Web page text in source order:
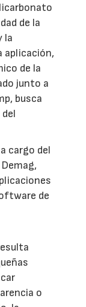
de la
la
aplicación,
de la
junto a
busca
cargo del
de
o